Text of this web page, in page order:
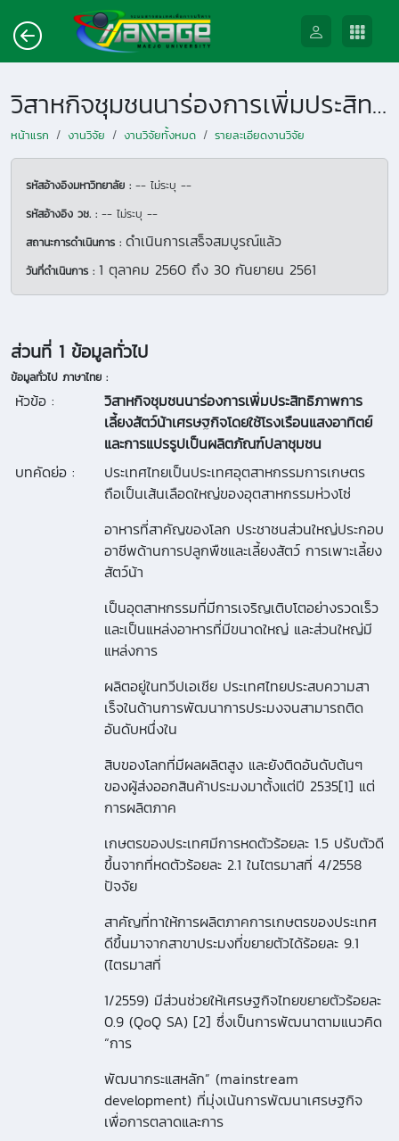
วิสาหกิจชุมชนนาร่องการเพิ่มประสิทธิภาพการเลี้ยงสัตว์น้าเศรษฐกิจโดยใช้โรงเรือนแสงอาทิตย์และการแปรรูปเป็นผลิตภัณฑ์ปลาชุมชน
หน้าแรก งานวิจัย งานวิจัยทั้งหมด รายละเอียดงานวิจัย
รหัสอ้างอิงมหาวิทยาลัย : -- ไม่ระบุ --
รหัสอ้างอิง วช. : -- ไม่ระบุ --
สถานะการดำเนินการ : ดำเนินการเสร็จสมบูรณ์แล้ว
วันที่ดำเนินการ : 1 ตุลาคม 2560 ถึง 30 กันยายน 2561
ส่วนที่ 1 ข้อมูลทั่วไป
ข้อมูลทั่วไป ภาษาไทย :
หัวข้อ :
วิสาหกิจชุมชนนาร่องการเพิ่มประสิทธิภาพการ
เลี้ยงสัตว์น้าเศรษฐกิจโดยใช้โรงเรือนแสงอาทิตย์
และการแปรรูปเป็นผลิตภัณฑ์ปลาชุมชน
บทคัดย่อ :
ประเทศไทยเป็นประเทศอุตสาหกรรมการเกษตร
ถือเป็นเส้นเลือดใหญ่ของอุตสาหกรรมห่วงโซ่
อาหารที่สาคัญของโลก ประชาชนส่วนใหญ่ประกอบ
อาชีพด้านการปลูกพืชและเลี้ยงสัตว์ การเพาะเลี้ยง
สัตว์น้า
เป็นอุตสาหกรรมที่มีการเจริญเติบโตอย่างรวดเร็ว
และเป็นแหล่งอาหารที่มีขนาดใหญ่ และส่วนใหญ่มี
แหล่งการ
ผลิตอยู่ในทวีปเอเชีย ประเทศไทยประสบความสา
เร็จในด้านการพัฒนาการประมงจนสามารถติด
อันดับหนึ่งใน
สิบของโลกที่มีผลผลิตสูง และยังติดอันดับต้นๆ
ของผู้ส่งออกสินค้าประมงมาตั้งแต่ปี 2535[1] แต่
การผลิตภาค
เกษตรของประเทศมีการหดตัวร้อยละ 1.5 ปรับตัวดี
ขึ้นจากที่หดตัวร้อยละ 2.1 ในไตรมาสที่ 4/2558
ปัจจัย
สาคัญที่ทาให้การผลิตภาคการเกษตรของประเทศ
ดีขึ้นมาจากสาขาประมงที่ขยายตัวได้ร้อยละ 9.1
(ไตรมาสที่
1/2559) มีส่วนช่วยให้เศรษฐกิจไทยขยายตัวร้อยละ
0.9 (QoQ SA) [2] ซึ่งเป็นการพัฒนาตามแนวคิด
“การ
พัฒนากระแสหลัก” (mainstream
development) ที่มุ่งเน้นการพัฒนาเศรษฐกิจ
เพื่อการตลาดและการ